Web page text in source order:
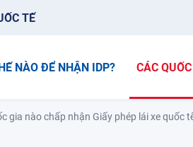
TẾ
NÀO ĐỂ NHẬN IDP? CÁC
gia nào chấp nhận Giấy phép lái xe quốc